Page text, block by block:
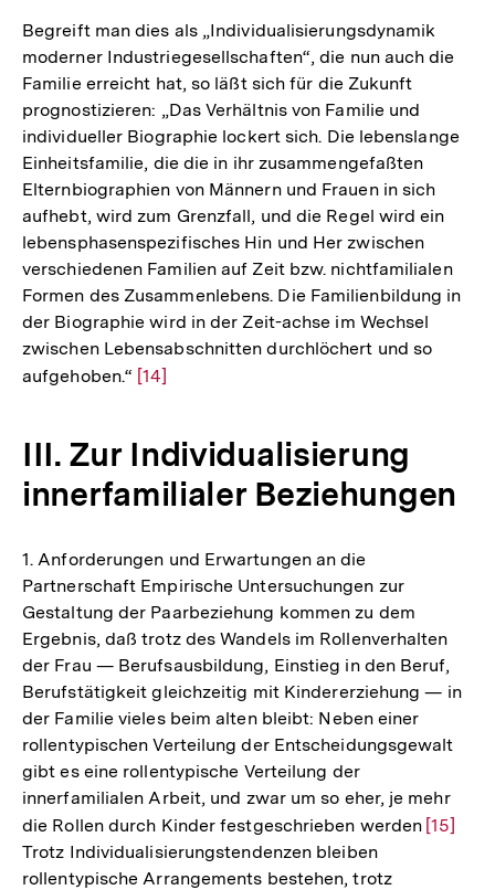
Begreift man dies als „Individualisierungsdynamik
moderner Industriegesellschaften“, die nun auch die
Familie erreicht hat, so läßt sich für die Zukunft
prognostizieren: „Das Verhältnis von Familie und
individueller Biographie lockert sich. Die lebenslange
Einheitsfamilie, die die in ihr zusammengefaßten
Elternbiographien von Männern und Frauen in sich
aufhebt, wird zum Grenzfall, und die Regel wird ein
lebensphasenspezifisches Hin und Her zwischen
verschiedenen Familien auf Zeit bzw. nichtfamilialen
Formen des Zusammenlebens. Die Familienbildung in
der Biographie wird in der Zeit-achse im Wechsel
zwischen Lebensabschnitten durchlöchert und so
aufgehoben.“ Zur
Fußnote
[14]
III. Zur Individualisierung
innerfamilialer Beziehungen
1. Anforderungen und Erwartungen an die
Partnerschaft Empirische Untersuchungen zur
Gestaltung der Paarbeziehung kommen zu dem
Ergebnis, daß trotz des Wandels im Rollenverhalten
der Frau — Berufsausbildung, Einstieg in den Beruf,
Berufstätigkeit gleichzeitig mit Kindererziehung — in
der Familie vieles beim alten bleibt: Neben einer
rollentypischen Verteilung der Entscheidungsgewalt
gibt es eine rollentypische Verteilung der
innerfamilialen Arbeit, und zwar um so eher, je mehr
die Rollen durch Kinder festgeschrieben werden Zur
[15]
Trotz Individualisierungstendenzen bleiben
rollentypische Arrangements bestehen, trotz